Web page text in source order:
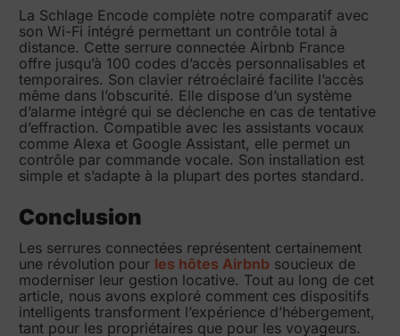
La Schlage Encode complète notre comparatif avec
son Wi-Fi intégré permettant un contrôle total à
distance. Cette serrure connectée Airbnb France
offre jusqu’à 100 codes d’accès personnalisables et
temporaires. Son clavier rétroéclairé facilite l’accès
même dans l’obscurité. Elle dispose d’un système
d’alarme intégré qui se déclenche en cas de tentative
d’effraction. Compatible avec les assistants vocaux
comme Alexa et Google Assistant, elle permet un
contrôle par commande vocale. Son installation est
simple et s’adapte à la plupart des portes standard.
Conclusion
Les serrures connectées représentent certainement
une révolution pour les hôtes Airbnb soucieux de
moderniser leur gestion locative. Tout au long de cet
article, nous avons exploré comment ces dispositifs
intelligents transforment l’expérience d’hébergement,
tant pour les propriétaires que pour les voyageurs.